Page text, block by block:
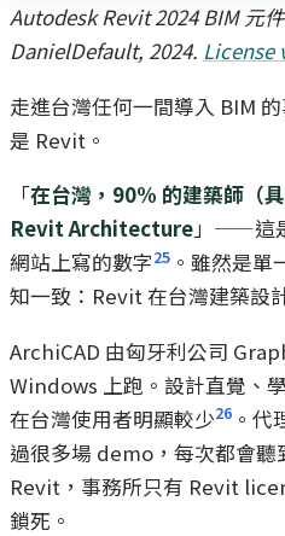
Autodesk Revit 2024 BIM 元
DanielDefault, 2024. License
走進台灣任何一間導入 BIM
是 Revit。
「在台灣，90% 的建築師（
Revit Architecture」——這
網站上寫的數字25 。雖然是單
知一致：Revit 在台灣建築設
ArchiCAD 由匈牙利公司
Windows 上跑。設計直覺、
在台灣使用者明顯較少26 。代
過很多場 demo，每次都會聽
Revit，事務所只有 Revit
鎖死。